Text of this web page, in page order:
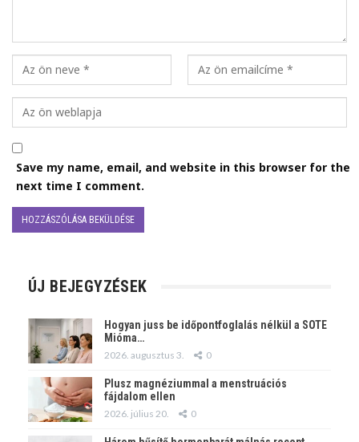
Save my name, email, and website in this browser for the
next time I comment.
ÚJ BEJEGYZÉSEK
Hogyan juss be időpontfoglalás nélkül a SOTE
Mióma…
2026. augusztus 3. 0
Plusz magnéziummal a menstruációs
fájdalom ellen
2026. július 20. 0